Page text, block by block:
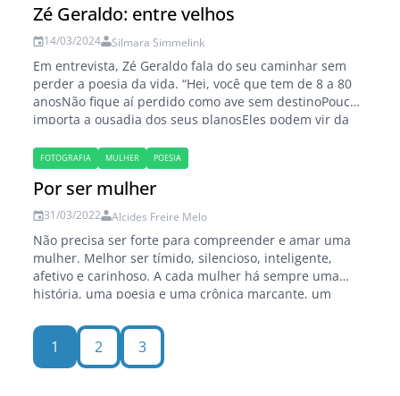
Zé Geraldo: entre velhos
14/03/2024 Silmara Simmelink
Em entrevista, Zé Geraldo fala do seu caminhar sem
perder a poesia da vida. “Hei, você que tem de 8 a 80
anosNão fique aí perdido como ave sem destinoPouco
importa a ousadia dos seus planosEles podem vir da
menino...”(Como diria Dylan – Zé Geraldo) Como fã…
FOTOGRAFIA MULHER POESIA
Por ser mulher
31/03/2022 Alcides Freire Melo
Não precisa ser forte para compreender e amar uma
mulher. Melhor ser tímido, silencioso, inteligente,
afetivo e carinhoso. A cada mulher há sempre uma
história, uma poesia e uma crônica marcante, um
mãos dadas com ela mesma, sobre enormes saltos
altos, sempre. Ali, do alto, contempla sua…
1 2 3